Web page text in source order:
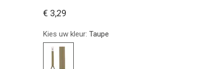
€ 3,29
Kies uw kleur: Taupe